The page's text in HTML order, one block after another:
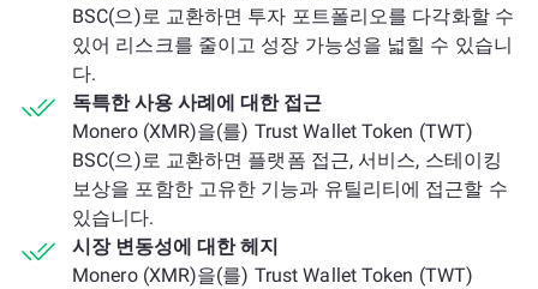
BSC(으)로 교환하면 투자 포트폴리오를 다각화할 수
있어 리스크를 줄이고 성장 가능성을 넓힐 수 있습니
다.
독특한 사용 사례에 대한 접근
Monero (XMR)을(를) Trust Wallet Token (TWT)
BSC(으)로 교환하면 플랫폼 접근, 서비스, 스테이킹
보상을 포함한 고유한 기능과 유틸리티에 접근할 수
있습니다.
시장 변동성에 대한 헤지
Monero (XMR)을(를) Trust Wallet Token (TWT)